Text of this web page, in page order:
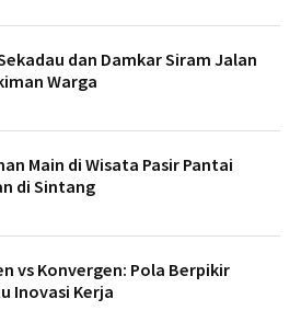
dan Damkar Siram Jalan
Warga
Main di Wisata Pasir Pantai
di Sintang
vs Konvergen: Pola Berpikir
Inovasi Kerja